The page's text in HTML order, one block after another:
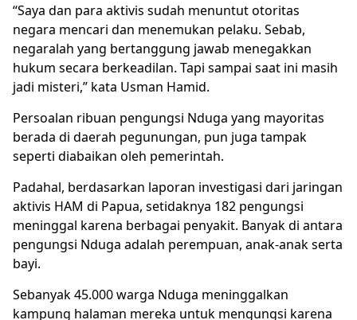
“Saya dan para aktivis sudah menuntut otoritas
negara mencari dan menemukan pelaku. Sebab,
negaralah yang bertanggung jawab menegakkan
hukum secara berkeadilan. Tapi sampai saat ini masih
jadi misteri,” kata Usman Hamid.
Persoalan ribuan pengungsi Nduga yang mayoritas
berada di daerah pegunungan, pun juga tampak
seperti diabaikan oleh pemerintah.
Padahal, berdasarkan laporan investigasi dari jaringan
aktivis HAM di Papua, setidaknya 182 pengungsi
meninggal karena berbagai penyakit. Banyak di antara
pengungsi Nduga adalah perempuan, anak-anak serta
bayi.
Sebanyak 45.000 warga Nduga meninggalkan
kampung halaman mereka untuk mengungsi karena